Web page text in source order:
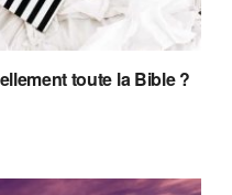
toute la Bible ?